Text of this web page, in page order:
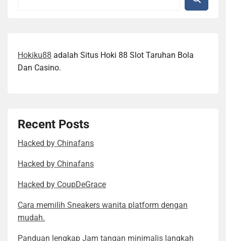
Hokiku88 adalah Situs Hoki 88 Slot Taruhan Bola
Dan Casino.
Recent Posts
Hacked by Chinafans
Hacked by Chinafans
Hacked by CoupDeGrace
Cara memilih Sneakers wanita platform dengan
mudah.
Panduan lengkap Jam tangan minimalis langkah